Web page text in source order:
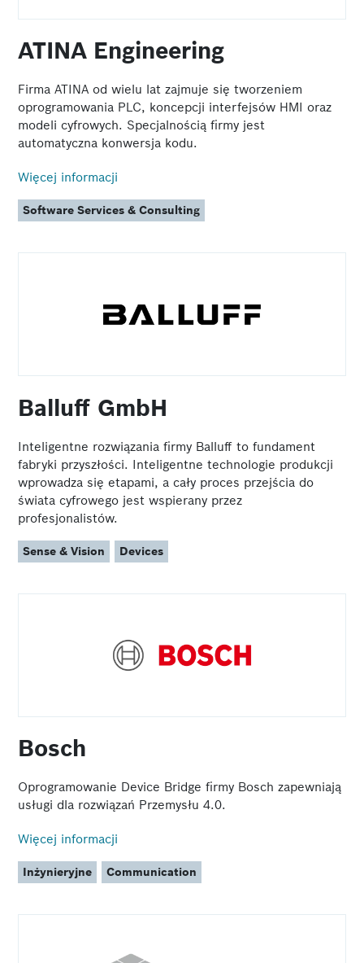
ATINA Engineering
Firma ATINA od wielu lat zajmuje się tworzeniem
oprogramowania PLC, koncepcji interfejsów HMI oraz
modeli cyfrowych. Specjalnością firmy jest
automatyczna konwersja kodu.
Więcej informacji
Software Services & Consulting
Balluff GmbH
Inteligentne rozwiązania firmy Balluff to fundament
fabryki przyszłości. Inteligentne technologie produkcji
wprowadza się etapami, a cały proces przejścia do
świata cyfrowego jest wspierany przez
profesjonalistów.
Sense & Vision Devices
Bosch
Oprogramowanie Device Bridge firmy Bosch zapewniają
usługi dla rozwiązań Przemysłu 4.0.
Więcej informacji
Inżynieryjne Communication